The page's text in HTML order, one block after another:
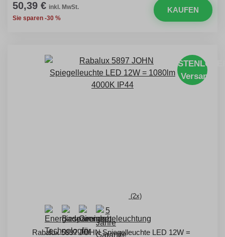
50,39 € inkl. MwSt.
Sie sparen -30 %
KAUFEN
Versand
(2x)
Rabalux 5897 JOHN Spiegelleuchte LED 12W =